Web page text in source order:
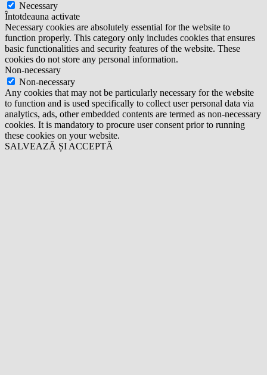
Necessary
Întotdeauna activate
Necessary cookies are absolutely essential for the website to
function properly. This category only includes cookies that ensures
basic functionalities and security features of the website. These
cookies do not store any personal information.
Non-necessary
Non-necessary
Any cookies that may not be particularly necessary for the website
to function and is used specifically to collect user personal data via
analytics, ads, other embedded contents are termed as non-necessary
cookies. It is mandatory to procure user consent prior to running
these cookies on your website.
SALVEAZĂ ȘI ACCEPTĂ